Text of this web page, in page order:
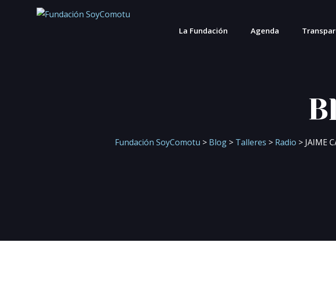
La Fundación Agenda
Fundación SoyComotu > Blog > Talleres > Radio > JAIME